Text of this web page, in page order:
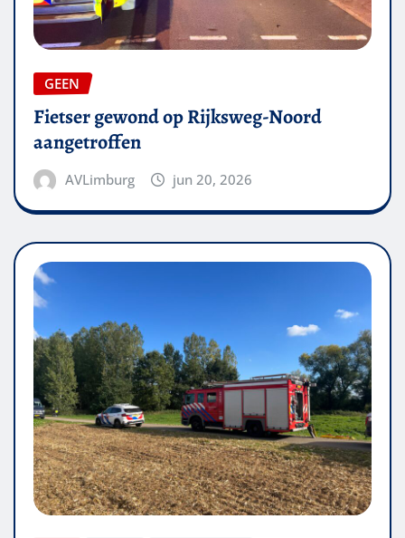
GEEN
Fietser gewond op Rijksweg-Noord
aangetroffen
AVLimburg jun 20, 2026